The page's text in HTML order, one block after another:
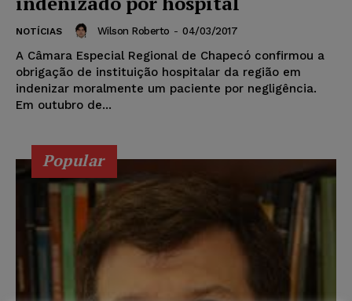
NOTÍCIAS Wilson Roberto - 04/03/2017
A Câmara Especial Regional de Chapecó confirmou a
obrigação de instituição hospitalar da região em
indenizar moralmente um paciente por negligência.
Em outubro de...
Popular